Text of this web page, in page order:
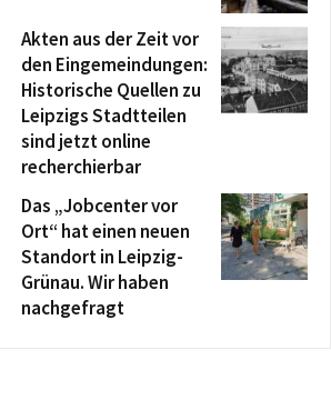
Akten aus der Zeit vor
den Eingemeindungen:
Historische Quellen zu
Leipzigs Stadtteilen
sind jetzt online
recherchierbar
Das „Jobcenter vor
Ort“ hat einen neuen
Standort in Leipzig-
Grünau. Wir haben
nachgefragt